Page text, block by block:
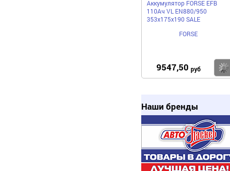
Аккумулятор FORSE EFB
110Ач VL EN880/950
353х175х190 SALE
FORSE
9547,50 руб
Наши бренды